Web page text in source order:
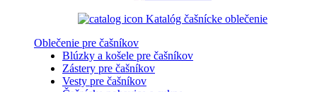
Katalóg čašnícke oblečenie
Oblečenie pre čašníkov
Blúzky a košele pre čašníkov
Zástery pre čašníkov
Vesty pre čašníkov